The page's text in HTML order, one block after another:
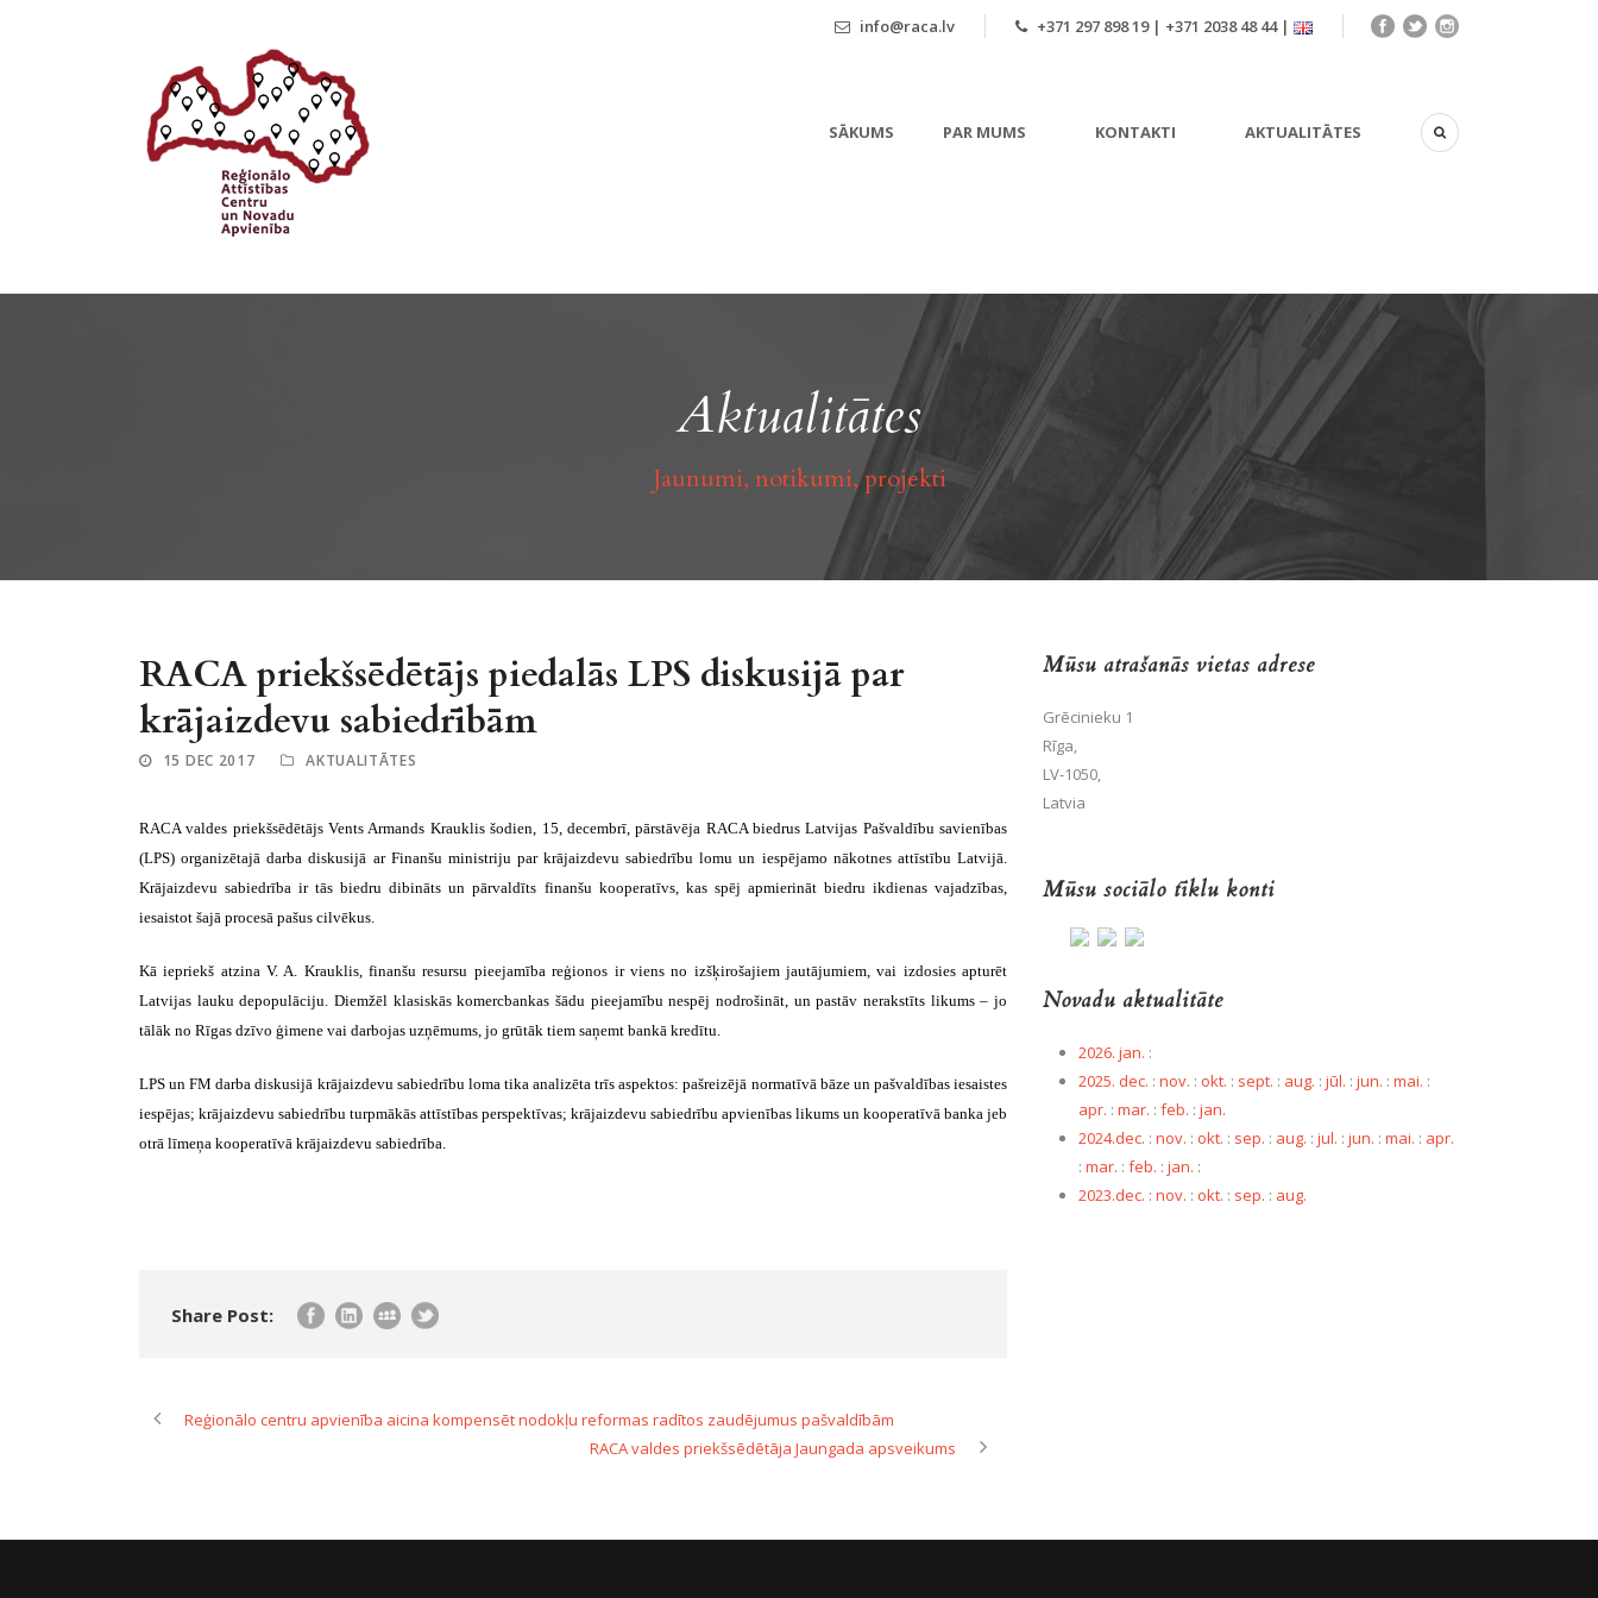
info@raca.lv +371 297 898 19 | +371 2038 48 44 |
SĀKUMS PAR MUMS KONTAKTI AKTUALITĀTES
Aktualitātes
Jaunumi, notikumi, projekti
RACA priekšsēdētājs piedalās LPS diskusijā par
krājaizdevu sabiedrībām
15 DEC 2017 AKTUALITĀTES
RACA valdes priekšsēdētājs Vents Armands Krauklis šodien, 15, decembrī, pārstāvēja RACA biedrus Latvijas Pašvaldību savienības
(LPS) organizētajā darba diskusijā ar Finanšu ministriju parkrājaizdevu sabiedrību lomu un iespējamo nākotnes attīstībuLatvijā.
Krājaizdevu sabiedrība irtāsbiedru dibināts un pārvaldīts finanšu kooperatīvs, kas spēj apmierināt biedru ikdienas vajadzības,
iesaistot šajā procesā pašus cilvēkus.
Kā iepriekš atzina V. A. Krauklis, finanšu resursu pieejamība reģionos ir viens no izšķirošajiem jautājumiem, vai izdosies apturēt
Latvijas lauku depopulāciju. Diemžēl klasiskās komercbankas šādu pieejamību nespēj nodrošināt, un pastāv nerakstīts likums – jo
tālāk no Rīgas dzīvo ģimene vai darbojas uzņēmums, jo grūtāk tiem saņemt bankā kredītu.
LPS un FM darba diskusijā krājaizdevu sabiedrību loma tika analizēta trīs aspektos:pašreizējā normatīvā bāze un pašvaldības iesaistes
iespējas; krājaizdevu sabiedrību turpmākās attīstības perspektīvas; krājaizdevu sabiedrību apvienības likums un kooperatīvā banka jeb
otrā līmeņa kooperatīvā krājaizdevu sabiedrība.
Share Post:
Reģionālo centru apvienība aicina kompensēt nodokļu reformas radītos zaudējumus pašvaldībām
RACA valdes priekšsēdētāja Jaungada apsveikums
Mūsu atrašanās vietas adrese
Grēcinieku 1
Rīga,
LV-1050,
Latvia
Mūsu sociālo tīklu konti
Novadu aktualitāte
2026. jan. :
2025. dec. : nov. : okt. : sept. : aug. : jūl. : jun. : mai. :
apr. : mar. : feb. : jan.
2024.dec. : nov. : okt. : sep. : aug. : jul. : jun. : mai. : apr.
: mar. : feb. : jan. :
2023.dec. : nov. : okt. : sep. : aug.